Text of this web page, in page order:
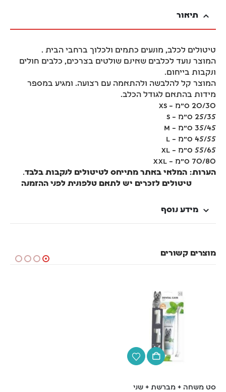
תיאור
טיטולים לכלב, מונעים כתמים ולכלוך ברחבי הבית .
המוצר נועד לכלבים שאינם שולטים בצרכים, כלבים חולים
ונקבות בייחום.
המוצר קל להלבשה ולהתאמה עם רצועה. ומגיע במספר
מידות בהתאם לגודל הכלב.
20/30 ס"מ – XS
25/35 ס"מ – S
35/45 ס"מ – M
45/55 ס"מ – L
55/65 ס"מ – XL
70/80 ס"מ – XXL
הערות: המלאי באתר מתייחס לטיטולים לנקבות בלבד.
טיטולים לזכרים יש לתאם טלפונית לפני ההזמנה
מידע נוסף
מוצרים קשורים
סט משחה + מברשת + שני